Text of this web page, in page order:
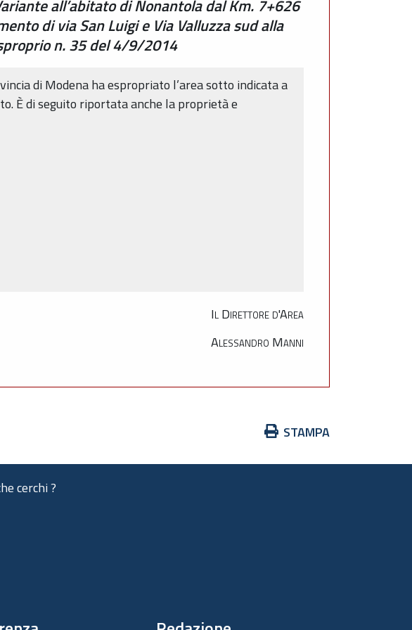
all’abitato di Nonantola dal Km. 7+626
di via San Luigi e Via Valluzza sud alla
n. 35 del 4/9/2014
di Modena ha espropriato l’area sotto indicata a
È di seguito riportata anche la proprietà e
Il Direttore d'Area
Alessandro Manni
Azioni
documento
STAMPA
cerchi ?